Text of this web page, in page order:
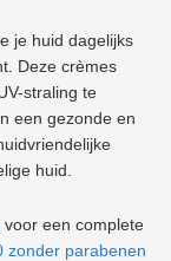
je huid dagelijks
Deze crèmes
straling te
een gezonde en
huid.
voor een complete
zonder parabenen